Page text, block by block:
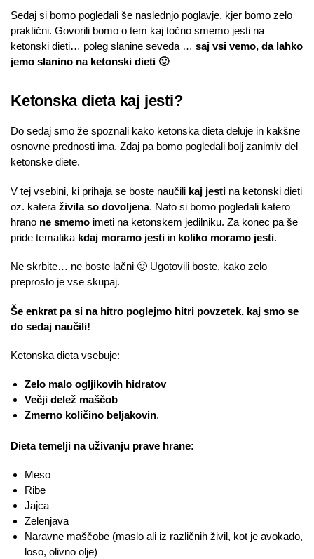
Sedaj si bomo pogledali še naslednjo poglavje, kjer bomo zelo
praktični. Govorili bomo o tem kaj točno smemo jesti na
ketonski dieti… poleg slanine seveda … saj vsi vemo, da lahko
jemo slanino na ketonski dieti 🙂
Ketonska dieta kaj jesti?
Do sedaj smo že spoznali kako ketonska dieta deluje in kakšne
osnovne prednosti ima. Zdaj pa bomo pogledali bolj zanimiv del
ketonske diete.
V tej vsebini, ki prihaja se boste naučili kaj jesti na ketonski dieti
oz. katera živila so dovoljena. Nato si bomo pogledali katero
hrano ne smemo imeti na ketonskem jedilniku. Za konec pa še
pride tematika kdaj moramo jesti in koliko moramo jesti.
Ne skrbite… ne boste lačni 🙂 Ugotovili boste, kako zelo
preprosto je vse skupaj.
Še enkrat pa si na hitro poglejmo hitri povzetek, kaj smo se
do sedaj naučili!
Ketonska dieta vsebuje:
Zelo malo ogljikovih hidratov
Večji delež maščob
Zmerno količino beljakovin.
Dieta temelji na uživanju prave hrane:
Meso
Ribe
Jajca
Zelenjava
Naravne maščobe (maslo ali iz različnih živil, kot je avokado,
loso, olivno olje)